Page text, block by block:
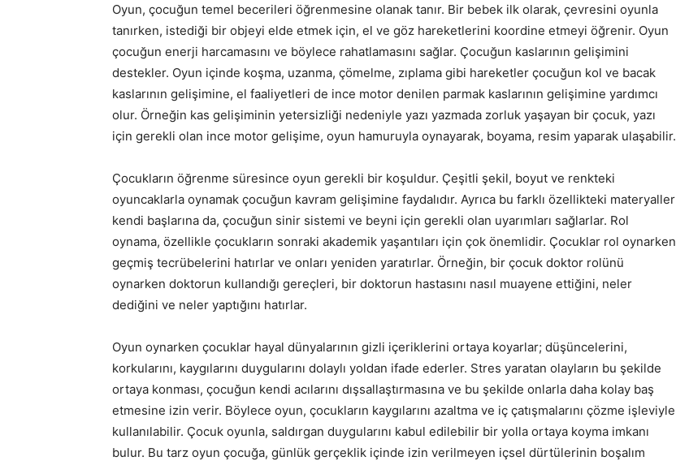
Oyun, çocuğun temel becerileri öğrenmesine olanak tanır. Bir bebek ilk olarak, çevresini oyunla
tanırken, istediği bir objeyi elde etmek için, el ve göz hareketlerini koordine etmeyi öğrenir. Oyun
çocuğun enerji harcamasını ve böylece rahatlamasını sağlar. Çocuğun kaslarının gelişimini
destekler. Oyun içinde koşma, uzanma, çömelme, zıplama gibi hareketler çocuğun kol ve bacak
kaslarının gelişimine, el faaliyetleri de ince motor denilen parmak kaslarının gelişimine yardımcı
olur. Örneğin kas gelişiminin yetersizliği nedeniyle yazı yazmada zorluk yaşayan bir çocuk, yazı
için gerekli olan ince motor gelişime, oyun hamuruyla oynayarak, boyama, resim yaparak ulaşabilir.
Çocukların öğrenme süresince oyun gerekli bir koşuldur. Çeşitli şekil, boyut ve renkteki
oyuncaklarla oynamak çocuğun kavram gelişimine faydalıdır. Ayrıca bu farklı özellikteki materyaller
kendi başlarına da, çocuğun sinir sistemi ve beyni için gerekli olan uyarımları sağlarlar. Rol
oynama, özellikle çocukların sonraki akademik yaşantıları için çok önemlidir. Çocuklar rol oynarken
geçmiş tecrübelerini hatırlar ve onları yeniden yaratırlar. Örneğin, bir çocuk doktor rolünü
oynarken doktorun kullandığı gereçleri, bir doktorun hastasını nasıl muayene ettiğini, neler
dediğini ve neler yaptığını hatırlar.
Oyun oynarken çocuklar hayal dünyalarının gizli içeriklerini ortaya koyarlar; düşüncelerini,
korkularını, kaygılarını duygularını dolaylı yoldan ifade ederler. Stres yaratan olayların bu şekilde
ortaya konması, çocuğun kendi acılarını dışsallaştırmasına ve bu şekilde onlarla daha kolay baş
etmesine izin verir. Böylece oyun, çocukların kaygılarını azaltma ve iç çatışmalarını çözme işleviyle
kullanılabilir. Çocuk oyunla, saldırgan duygularını kabul edilebilir bir yolla ortaya koyma imkanı
bulur. Bu tarz oyun çocuğa, günlük gerçeklik içinde izin verilmeyen içsel dürtülerinin boşalım